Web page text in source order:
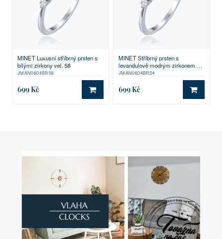
MINET Luxusní stříbrný prsten s
bílými zirkony vel. 58
JMAN0604SR58
699 Kč DO KOŠÍKU
MINET Stříbrný prsten s
levandulově modrým zirkonem a
bílými zirkony vel. 54
JMAN0604BR54
699 Kč DO